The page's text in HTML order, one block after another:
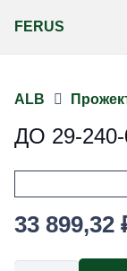
FERUS
ALB
ДО 29-
33 899,32